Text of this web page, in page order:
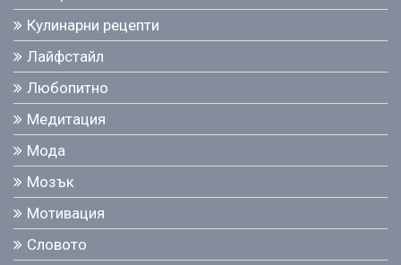
Кулинарни рецепти
Лайфстайл
Любопитно
Медитация
Мода
Мозък
Мотивация
Словото